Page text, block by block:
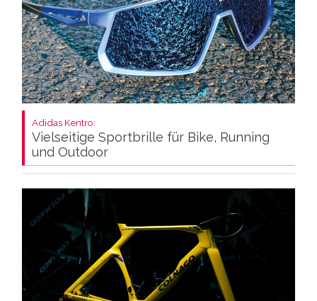
Adidas Kentro:
Vielseitige Sportbrille für Bike, Running
und Outdoor